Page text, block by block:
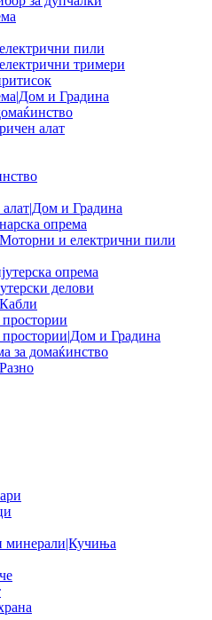
пили
тримери
и Градина
алат
и Градина
опрема
Моторни и електрични пили
опрема
делови
Кабли
и Градина
за домаќинство
Разно
минерали|Кучиња